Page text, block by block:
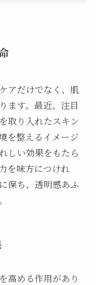
アだけでなく、肌
ます。最近、注目
取り入れたスキン
を整えるイメージ
しい効果をもたら
を味方につけれ
保ち、透明感あふ
高める作用があり